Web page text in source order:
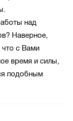
над
Наверное,
что с Вами
время и силы,
подобным